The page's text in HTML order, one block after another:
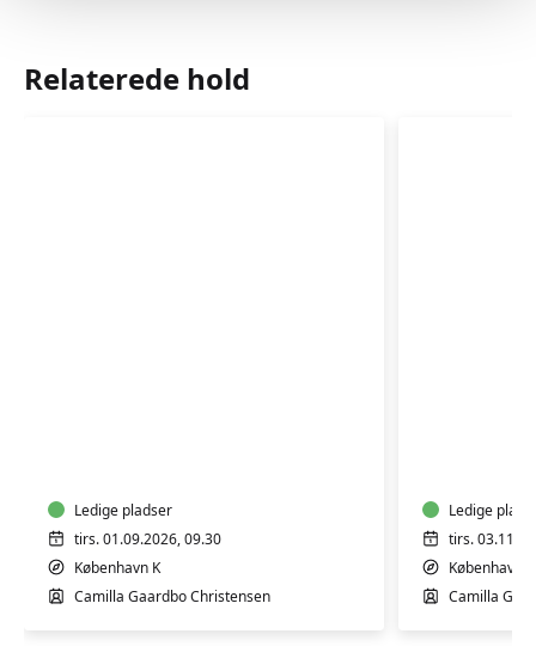
Relaterede hold
6
mdr.
Ledige pladser
tirs. 01.09.2026, 09.30
København K
Camilla Gaardbo Christensen
6
mdr.
Ledige
tirs.
København K
Camilla